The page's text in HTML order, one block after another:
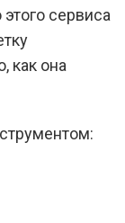
сервиса
как она